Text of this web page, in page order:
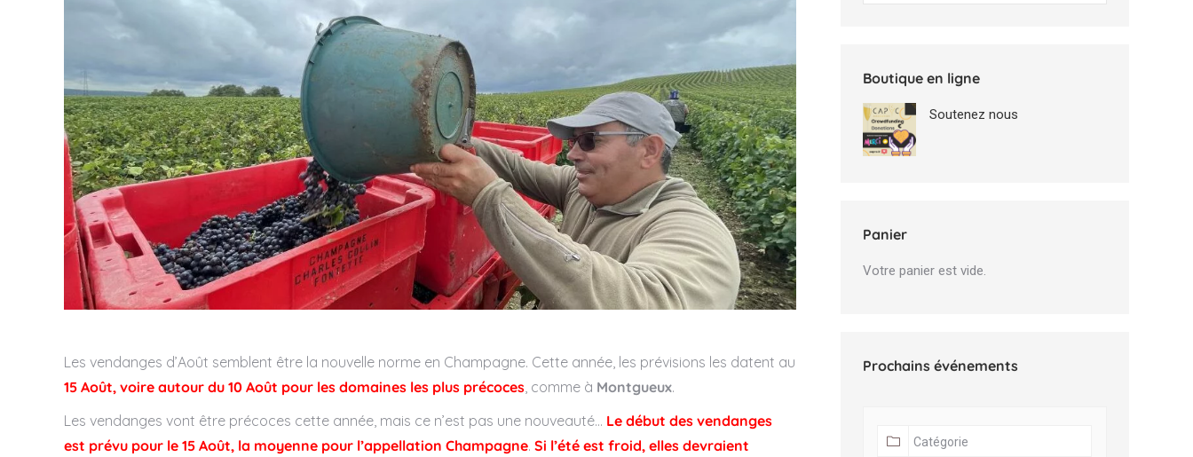
Les vendanges d’Août semblent être la nouvelle norme en Champagne. Cette année, les prévisions les datent au
15 Août, voire autour du 10 Août pour les domaines les plus précoces , comme à Montgueux.
Les vendanges vont être précoces cette année, mais ce n’est pas une nouveauté… Le début des vendanges
est prévu pour le 15 Août, la moyenne pour l’appellation Champagne. Si l’été est froid, elles devraient
Boutique en ligne
Soutenez nous
Panier
Votre panier est vide.
Prochains événements